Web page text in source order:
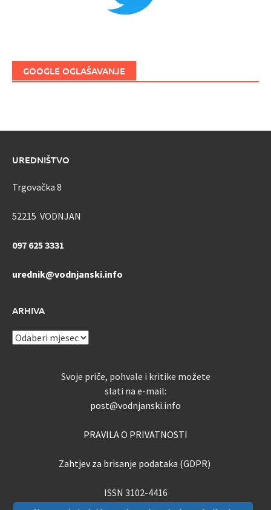
GOOGLE OGLAŠAVANJE
UREDNIŠTVO
Trgovačka 8
52215 VODNJAN
097 625 3331
urednik@vodnjanski.info
ARHIVA
ARHIVA
Svoje priče, pohvale i kritike možete
slati na e-mail:
post@vodnjanski.info
PRAVILA O PRIVATNOSTI
Zahtjev za brisanje podataka (GDPR)
ISSN 3102-4416